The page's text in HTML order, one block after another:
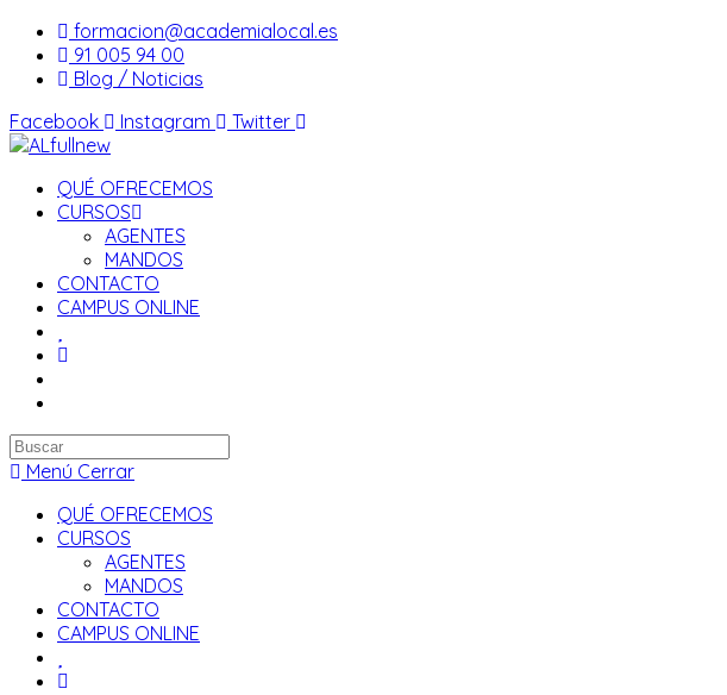
Saltar
contenido
formacion@academialocal.es
91 005 94 00
Blog / Noticias
Facebook
Instagram Twitter
QUÉ OFRECEMOS
CURSOS
AGENTES
MANDOS
CONTACTO
CAMPUS ONLINE
Buscar
en
web
Menú Cerrar
QUÉ OFRECEMOS
CURSOS
AGENTES
MANDOS
CONTACTO
CAMPUS ONLINE